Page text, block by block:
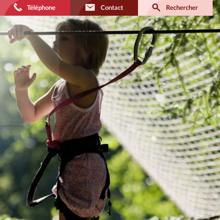
Téléphone Contact Rechercher